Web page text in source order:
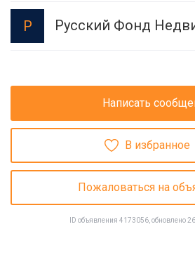
Р Русский Фонд
Написать
В избранное
Пожаловаться на
ID объявления 4173056, обновлено